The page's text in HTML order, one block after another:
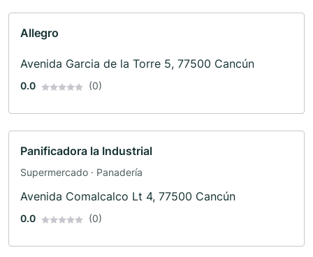
Allegro
Avenida Garcia de la Torre 5, 77500 Cancún
0.0 (0)
Panificadora la Industrial
Supermercado · Panadería
Avenida Comalcalco Lt 4, 77500 Cancún
0.0 (0)